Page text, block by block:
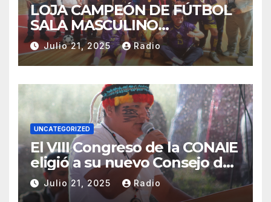
LOJA CAMPEÓN DE FÚTBOL
SALA MASCULINO
TUNGURAHUA 2025.
Julio 21, 2025 Radio
UNCATEGORIZED
El VIII Congreso de la CONAIE
eligió a su nuevo Consejo de
Gobierno de la CONAIE 2025–
2028.
Julio 21, 2025 Radio